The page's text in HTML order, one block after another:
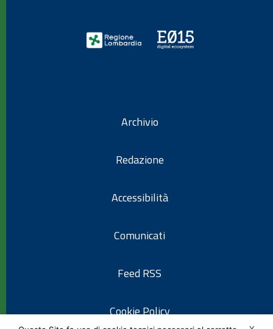
Archivio
Redazione
Accessibilità
Comunicati
Feed RSS
Cookie Policy